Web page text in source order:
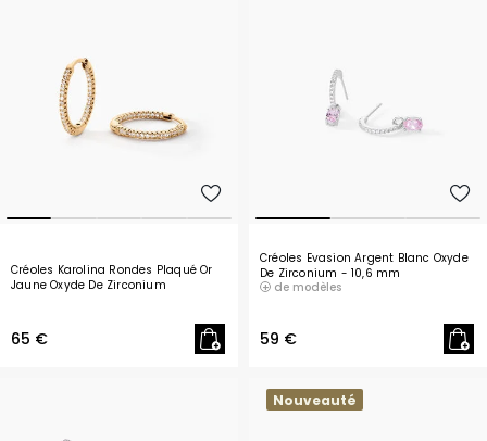
Créoles Karolina Rondes Plaqué Or
Jaune Oxyde De Zirconium
65 €
Créoles Evasion Argent Blanc Oxyde
De Zirconium - 10,6 mm
de modèles
59 €
Nouveauté